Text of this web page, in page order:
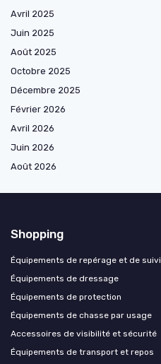
Avril 2025
Juin 2025
Août 2025
Octobre 2025
Décembre 2025
Février 2026
Avril 2026
Juin 2026
Août 2026
Shopping
Équipements de repérage et de suivi
Équipements de dressage
Équipements de protection
Équipements de chasse par usage
Accessoires de visibilité et sécurité
Équipements de transport et repos